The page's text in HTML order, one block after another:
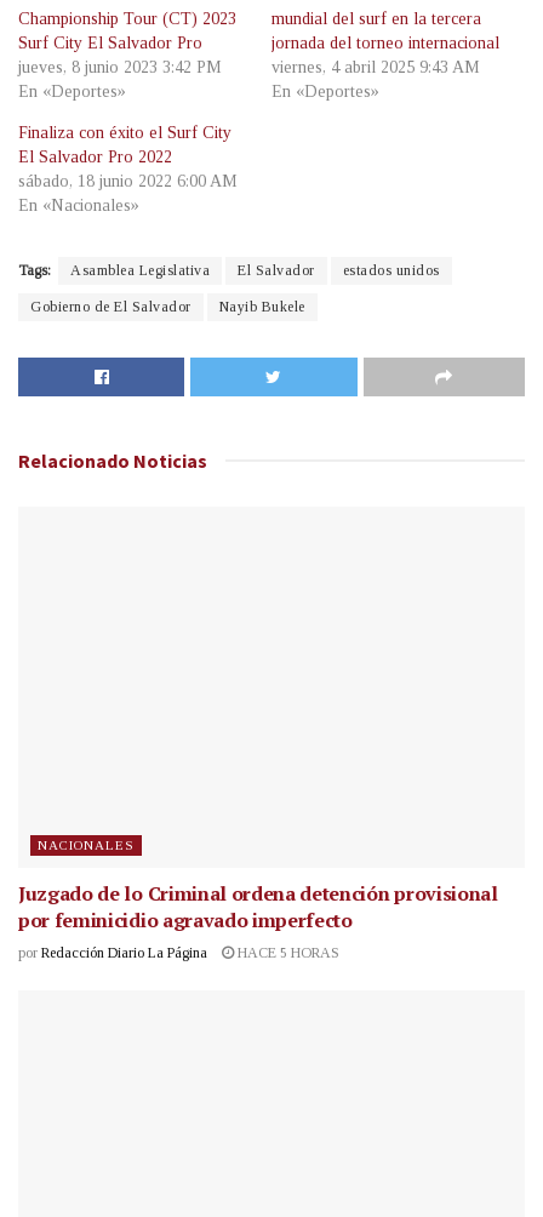
Championship Tour (CT) 2023
Surf City El Salvador Pro
jueves, 8 junio 2023 3:42 PM
En «Deportes»
mundial del surf en la tercera
jornada del torneo internacional
viernes, 4 abril 2025 9:43 AM
En «Deportes»
Finaliza con éxito el Surf City
El Salvador Pro 2022
sábado, 18 junio 2022 6:00 AM
En «Nacionales»
Tags: Asamblea Legislativa El Salvador estados unidos
Gobierno de El Salvador Nayib Bukele
Relacionado Noticias
NACIONALES
Juzgado de lo Criminal ordena detención provisional
por feminicidio agravado imperfecto
por Redacción Diario La Página HACE 5 HORAS